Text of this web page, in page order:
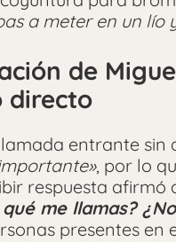
a meter en un lío
de
directo
entrante sin
, por lo
respuesta afirmó
me llamas?
presentes en